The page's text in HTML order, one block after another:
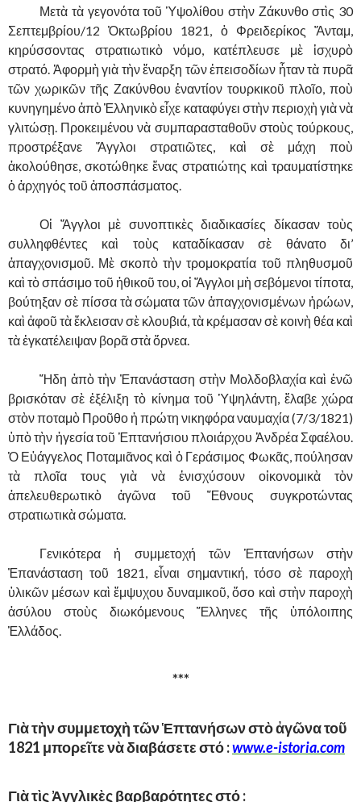
Μετὰ τὰ γεγονότα τοῦ Ὑψολίθου στὴν Ζάκυνθο στὶς 30
Σεπτεμβρίου/12 Ὀκτωβρίου 1821, ὁ Φρειδερίκος Ἄνταμ,
κηρύσσοντας στρατιωτικὸ νόμο, κατέπλευσε μὲ ἱσχυρὸ
στρατό. Ἀφορμὴ γιὰ τὴν ἔναρξη τῶν ἐπεισοδίων ἦταν τὰ πυρᾶ
τῶν χωρικῶν τῆς Ζακύνθου ἐναντίον τουρκικοῦ πλοῖο, ποὺ
κυνηγημένο ἀπὸ Ἑλληνικὸ εἶχε καταφύγει στὴν περιοχὴ γιὰ νὰ
γλιτώσῃ. Προκειμένου νὰ συμπαρασταθοῦν στοὺς τούρκους,
προστρέξανε Ἄγγλοι στρατιῶτες, καὶ σὲ μάχη ποὺ
ἀκολούθησε, σκοτώθηκε ἕνας στρατιώτης καὶ τραυματίστηκε
ὁ ἀρχηγός τοῦ ἀποσπάσματος.
Οἱ Ἄγγλοι μὲ συνοπτικὲς διαδικασίες δίκασαν τοὺς
συλληφθέντες καὶ τοὺς καταδίκασαν σὲ θάνατο δι’
ἀπαγχονισμοῦ. Μὲ σκοπὸ τὴν τρομοκρατία τοῦ πληθυσμοῦ
καὶ τὸ σπάσιμο τοῦ ἠθικοῦ του, οἱ Ἄγγλοι μὴ σεβόμενοι τίποτα,
βούτηξαν σὲ πίσσα τὰ σώματα τῶν ἀπαγχονισμένων ἡρώων,
καὶ ἀφοῦ τὰ ἔκλεισαν σὲ κλουβιά, τὰ κρέμασαν σὲ κοινὴ θέα καὶ
τὰ ἐγκατέλειψαν βορᾶ στὰ ὅρνεα.
Ἤδη ἀπὸ τὴν Ἐπανάσταση στὴν Μολδοβλαχία καὶ ἐνῶ
βρισκόταν σὲ ἐξέλιξη τὸ κίνημα τοῦ Ὑψηλάντη, ἔλαβε χώρα
στὸν ποταμὸ Προῦθο ἡ πρώτη νικηφόρα ναυμαχία (7/3/1821)
ὑπὸ τὴν ἡγεσία τοῦ Ἑπτανήσιου πλοιάρχου Ἀνδρέα Σφαέλου.
Ὁ Εὐάγγελος Ποταμιᾶνος καὶ ὁ Γεράσιμος Φωκᾶς, πούλησαν
τὰ πλοῖα τους γιὰ νὰ ἐνισχύσουν οἰκονομικὰ τὸν
ἀπελευθερωτικὸ ἀγῶνα τοῦ Ἔθνους συγκροτώντας
στρατιωτικὰ σώματα.
Γενικότερα ἡ συμμετοχή τῶν Ἑπτανήσων στὴν
Ἐπανάσταση τοῦ 1821, εἶναι σημαντική, τόσο σὲ παροχὴ
ὑλικῶν μέσων καὶ ἔμψυχου δυναμικοῦ, ὅσο καὶ στὴν παροχὴ
ἀσύλου στοὺς διωκόμενους Ἕλληνες τῆς ὑπόλοιπης
Ἑλλάδος.
***
Γιὰ τὴν συμμετοχὴ τῶν Ἑπτανήσων στὸ ἀγῶνα τοῦ
1821 μπορεῖτε νὰ διαβάσετε στό :www.e-istoria.com
Γιὰ τὶς Ἀγγλικὲς βαρβαρότητες στό :